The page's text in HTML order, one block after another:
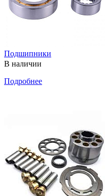
Подшипники
В наличии
Подробнее